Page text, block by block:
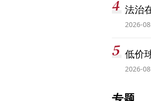
法治
2026-
低价
2026-